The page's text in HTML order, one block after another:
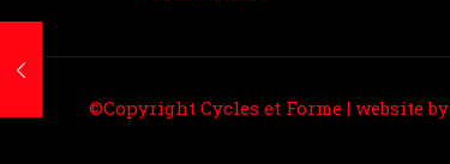
©Copyright Cycles et Forme | website by